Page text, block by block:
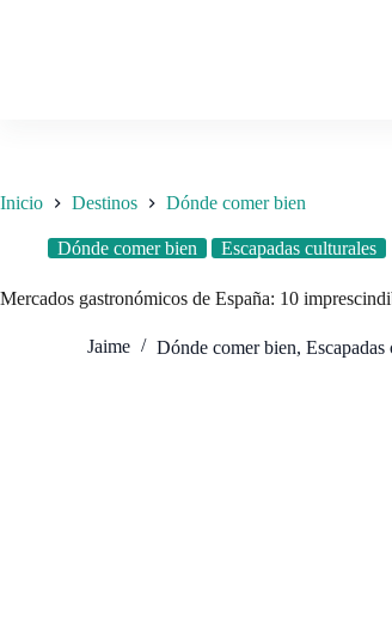
Inicio Destinos Dónde comer bien
Dónde comer bien Escapadas culturales
Mercados gastronómicos de España: 10
Jaime Dónde comer bien, Escapadas